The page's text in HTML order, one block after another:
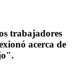
trabajadores
acerca de